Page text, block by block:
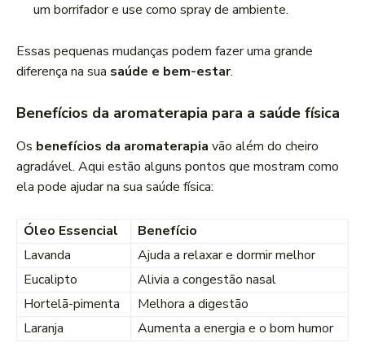
um borrifador e use como spray de ambiente.
Essas pequenas mudanças podem fazer uma grande
diferença na sua saúde e bem-estar.
Benefícios da aromaterapia para a saúde física
Os benefícios da aromaterapia vão além do cheiro
agradável. Aqui estão alguns pontos que mostram como
ela pode ajudar na sua saúde física:
Óleo Essencial
Benefício
Lavanda
Ajuda a relaxar e dormir melhor
Eucalipto
Alivia a congestão nasal
Hortelã-pimenta
Melhora a digestão
Laranja
Aumenta a energia e o bom humor